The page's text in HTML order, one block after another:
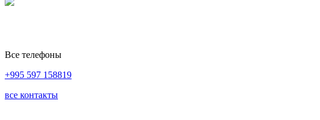
Все телефоны
+995 597 158819
все контакты